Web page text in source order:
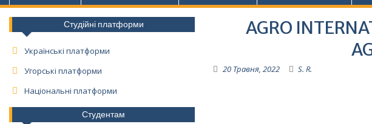
AGRO
20 Травня, 2022 S. R.
Студійні платформи
Українські платформи
Угорські платформи
Національні платформи
Студентам